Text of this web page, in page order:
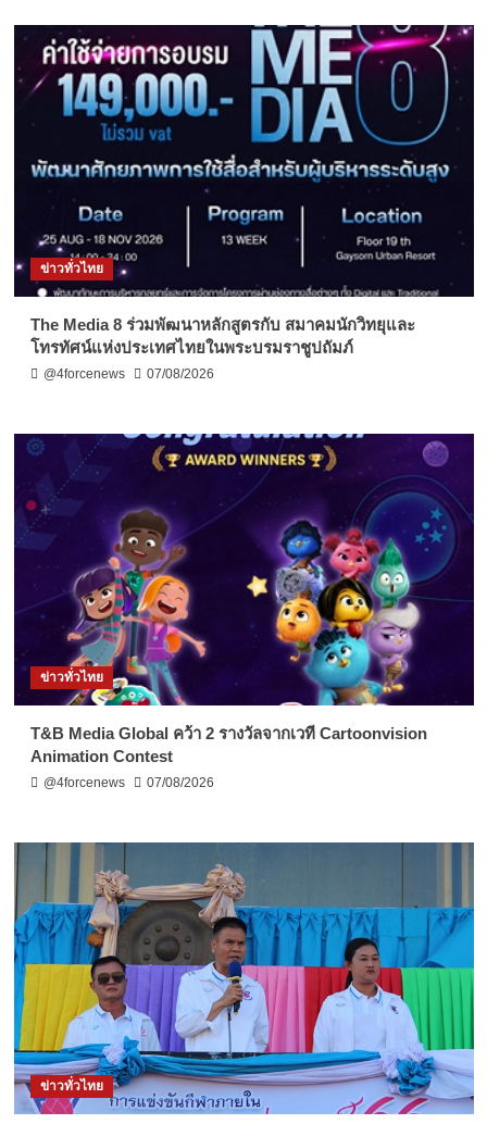
ข่าวทั่วไทย
The Media 8 ร่วมพัฒนาหลักสูตรกับ สมาคมนักวิทยุและ
โทรทัศน์แห่งประเทศไทยในพระบรมราชูปถัมภ์
@4forcenews 07/08/2026
ข่าวทั่วไทย
T&B Media Global คว้า 2 รางวัลจากเวที Cartoonvision
Animation Contest
@4forcenews 07/08/2026
ข่าวทั่วไทย